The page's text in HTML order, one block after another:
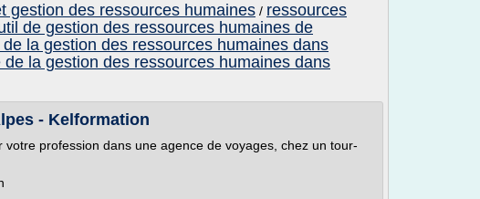
gestion des ressources humaines / ressources
de gestion des ressources humaines de
de la gestion des ressources humaines dans
de la gestion des ressources humaines dans
- Kelformation
votre profession dans une agence de voyages, chez un tour-